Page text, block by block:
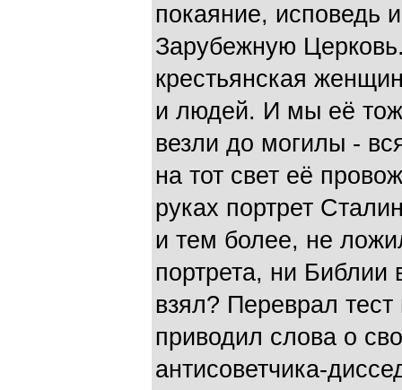
покаяние, исповедь
Зарубежную
крестьянская
и людей. И мы её
везли до могилы -
на тот свет её
руках портрет
и тем более, не
портрета, ни
взял? Переврал
приводил слова о
антисоветчика-